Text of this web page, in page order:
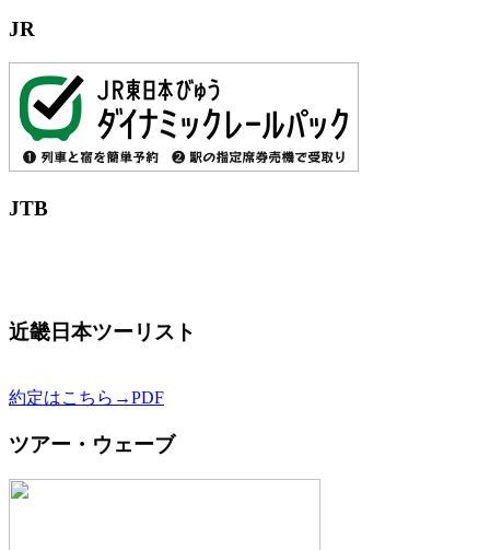
JR
JTB
近畿日本ツーリスト
約定はこちら→PDF
ツアー・ウェーブ